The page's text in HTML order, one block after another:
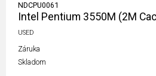
NDCPU0061
Intel Pentium 3550M (2M
USED
Záruka
Skladom